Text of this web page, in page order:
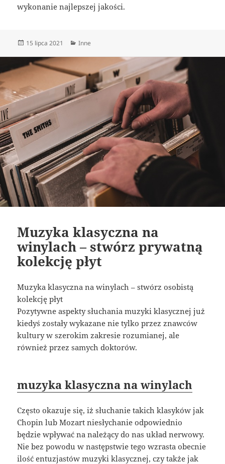
wykonanie najlepszej jakości.
Data
15 lipca 2021 Kategorie
Inne
Muzyka klasyczna na
winylach – stwórz prywatną
kolekcję płyt
Muzyka klasyczna na winylach – stwórz osobistą
kolekcję płyt
Pozytywne aspekty słuchania muzyki klasycznej już
kiedyś zostały wykazane nie tylko przez znawców
kultury w szerokim zakresie rozumianej, ale
również przez samych doktorów.
muzyka klasyczna na winylach
Często okazuje się, iż słuchanie takich klasyków jak
Chopin lub Mozart niesłychanie odpowiednio
będzie wpływać na należący do nas układ nerwowy.
Nie bez powodu w następstwie tego wzrasta obecnie
ilość entuzjastów muzyki klasycznej, czy także jak